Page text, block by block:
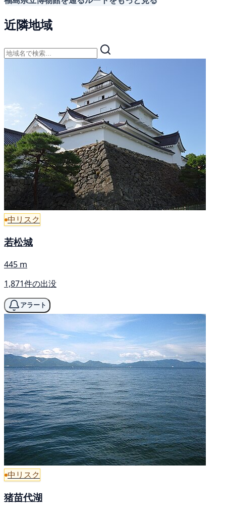
近隣地域
中リスク
若松城
445 m
1,871件の出没
アラート
中リスク
猪苗代湖